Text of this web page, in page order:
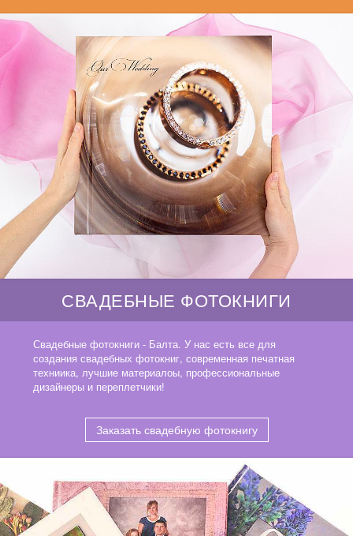
СВАДЕБНЫЕ ФОТОКНИГИ
Свадебные фотокниги - Балта. У нас есть все для
создания свадебных фотокниг, современная печатная
техниика, лучшие материалоы, профессиональные
дизайнеры и переплетчики!
Заказать свадебную фотокнигу